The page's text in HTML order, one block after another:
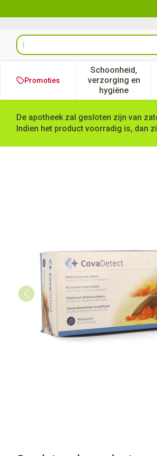
Product, merk, categorie...
Promoties
Schoonheid,
verzorging en
hygiëne
Toon
De apotheek zal gesloten zijn van
Indien het product voorradig is, dan
Cova